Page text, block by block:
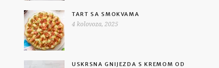
TART SA SMOKVAMA
4 kolovoza, 2025
USKRSNA GNIJEZDA S KREMOM OD